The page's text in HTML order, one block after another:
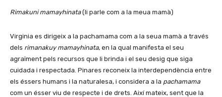
Rimakuni mamayhinata(li parle com a la meua mamà)
Virginia es dirigeix a la pachamama com a la seua mamà a través
dels rimanakuy mamayhinata, en la qual manifesta el seu
agraïment pels recursos que li brinda i el seu desig que siga
cuidada i respectada. Pinares reconeix la interdependència entre
els éssers humans i la naturalesa, i considera a la pachamama
com un ésser viu de respecte i de drets. Així mateix, sent que la